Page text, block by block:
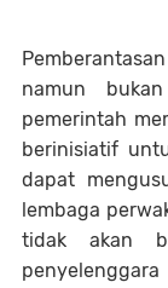
namun
pemerintah
berinisiatif
dapat
lembaga
tidak akan